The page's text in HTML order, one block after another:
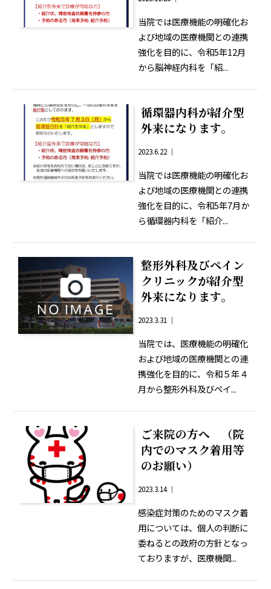
当院では医療機能の明確化お
よび地域の医療機関との連携
強化を目的に、令和5年12月
から脳神経内科を「紹...
循環器内科が紹介型
外来になります。
2023.6.22 ｜
当院では医療機能の明確化お
よび地域の医療機関との連携
強化を目的に、令和5年7月か
ら循環器内科を「紹介...
整形外科及びペイン
クリニックが紹介型
外来になります。
2023.3.31 ｜
当院では、医療機能の明確化
および地域の医療機関との連
携強化を目的に、令和５年４
月から整形外科及びペイ...
ご来院の方へ （院
内でのマスク着用等
のお願い）
2023.3.14 ｜
感染症対策のためのマスク着
用については、個人の判断に
委ねるとの政府の方針となっ
ておりますが、医療機関...